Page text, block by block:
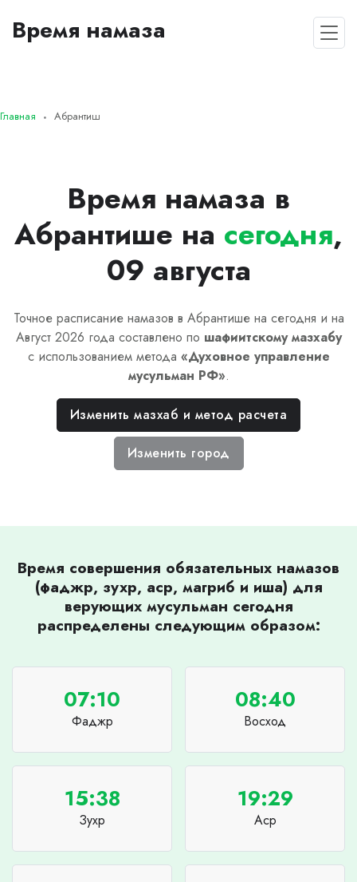
Время намаза
Главная Абрантиш
Время намаза в
Абрантише на сегодня,
09 августа
Точное расписание намазов в Абрантише на сегодня и на
Август 2026 года составлено по шафиитскомумазхабу
с использованием метода «Духовное управление
мусульман РФ».
Изменить мазхаб и метод расчета
Изменить город
Время совершения обязательных намазов
(фаджр, зухр, аср, магриб и иша) для
верующих мусульман сегодня
распределены следующим образом:
07:10
Фаджр
08:40
Восход
15:38
Зухр
19:29
Аср